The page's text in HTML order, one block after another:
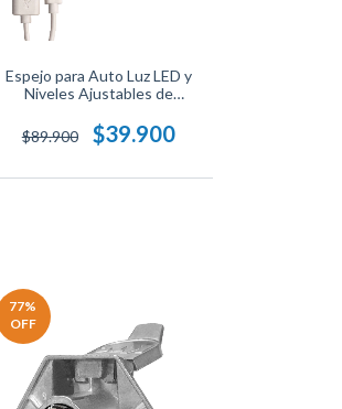
Espejo para Auto Luz LED y
Niveles Ajustables de
$89.900
$39.900
77%
OFF